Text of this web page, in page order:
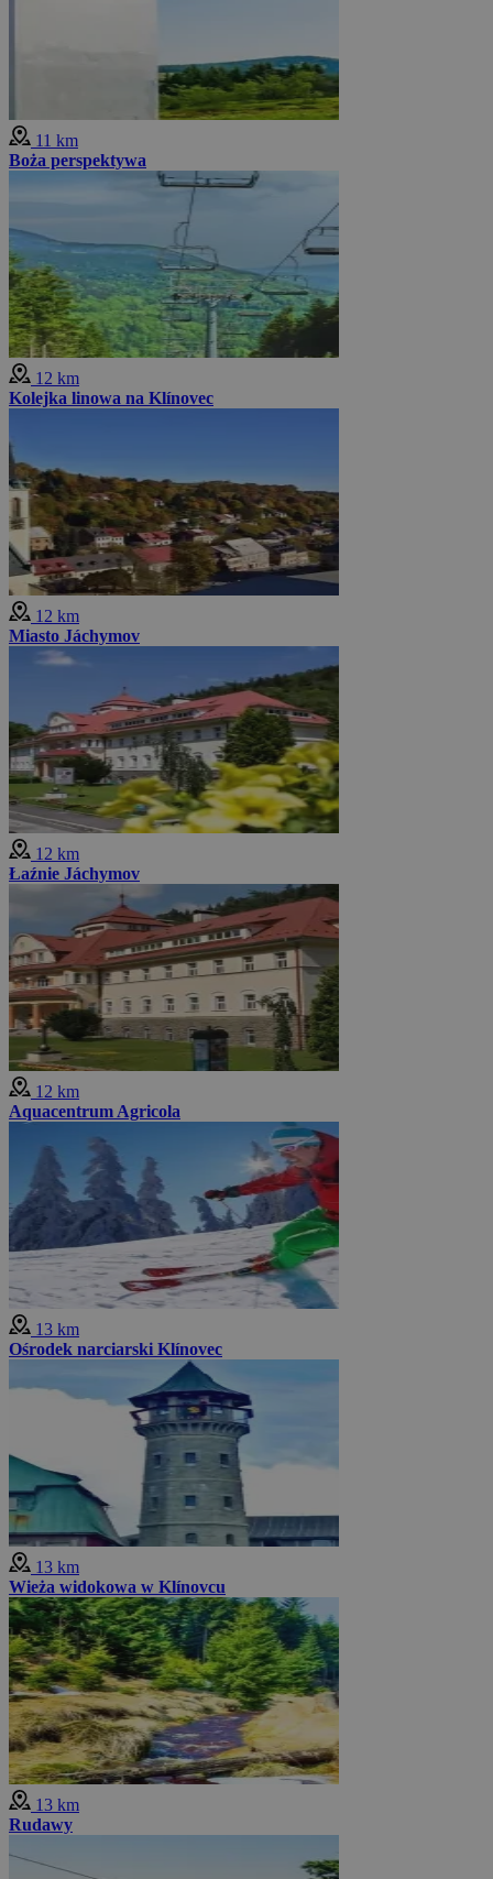
11 km
Boża perspektywa
12 km
Kolejka linowa na Klínovec
12 km
Miasto Jáchymov
12 km
Łaźnie Jáchymov
12 km
Aquacentrum Agricola
13 km
Ośrodek narciarski Klínovec
13 km
Wieża widokowa w Klínovcu
13 km
Rudawy